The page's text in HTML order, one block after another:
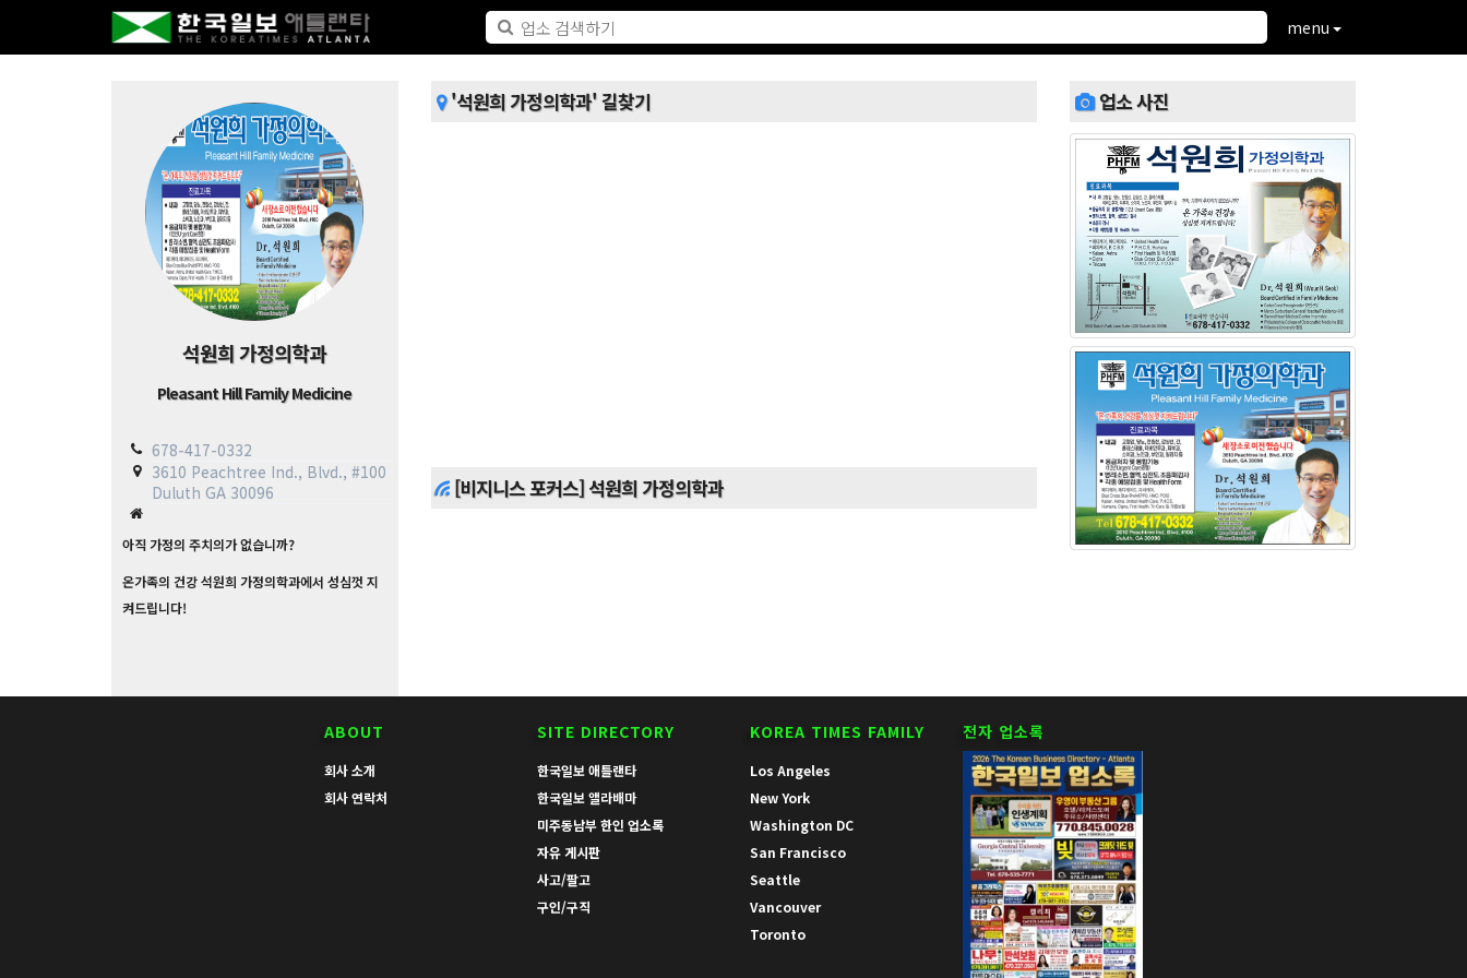
menu
석원희 가정의학과
Pleasant Hill Family Medicine
678-417-0332
3610 Peachtree Ind., Blvd., #100
Duluth GA 30096
아직 가정의 주치의가 없습니까?
온가족의 건강 석원희 가정의학과에서 성심껏 지
켜드립니다!
'석원희 가정의학과' 길찾기
[비지니스 포커스] 석원희 가정의학과
업소 사진
ABOUT
회사 소개
회사 연락처
SITE DIRECTORY
한국일보 애틀랜타
한국일보 앨라배마
미주동남부 한인 업소록
자유 게시판
사고/팔고
구인/구직
KOREA TIMES FAMILY
Los Angeles
New York
Washington DC
San Francisco
Seattle
Vancouver
Toronto
전자 업소록